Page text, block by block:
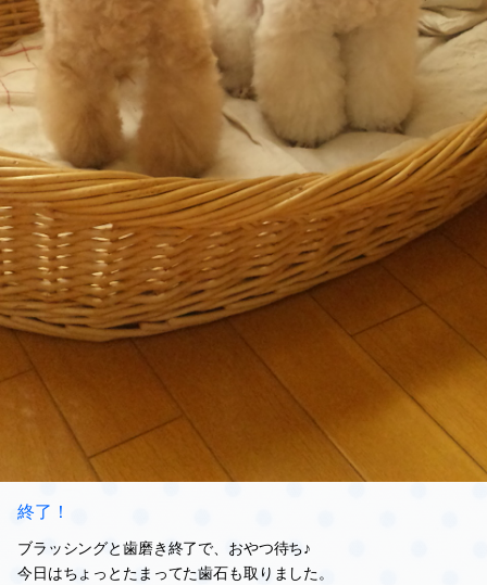
終了！
ブラッシングと歯磨き終了で、おやつ待ち♪
今日はちょっとたまってた歯石も取りました。